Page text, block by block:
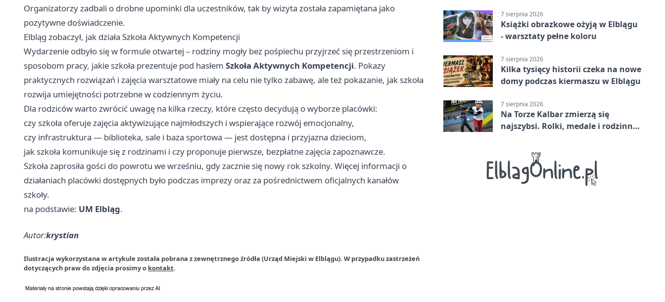
Organizatorzy zadbali o drobne upominki dla uczestników, tak by wizyta została zapamiętana jako
pozytywne doświadczenie.
Elbląg zobaczył, jak działa Szkoła Aktywnych Kompetencji
Wydarzenie odbyło się w formule otwartej – rodziny mogły bez pośpiechu przyjrzeć się przestrzeniom i
sposobom pracy, jakie szkoła prezentuje pod hasłem Szkoła Aktywnych Kompetencji. Pokazy
praktycznych rozwiązań i zajęcia warsztatowe miały na celu nie tylko zabawę, ale też pokazanie, jak szkoła
rozwija umiejętności potrzebne w codziennym życiu.
Dla rodziców warto zwrócić uwagę na kilka rzeczy, które często decydują o wyborze placówki:
czy szkoła oferuje zajęcia aktywizujące najmłodszych i wspierające rozwój emocjonalny,
czy infrastruktura — biblioteka, sale i baza sportowa — jest dostępna i przyjazna dzieciom,
jak szkoła komunikuje się z rodzinami i czy proponuje pierwsze, bezpłatne zajęcia zapoznawcze.
Szkoła zaprosiła gości do powrotu we wrześniu, gdy zacznie się nowy rok szkolny. Więcej informacji o
działaniach placówki dostępnych było podczas imprezy oraz za pośrednictwem oficjalnych kanałów
szkoły.
na podstawie: UM Elbląg.
Autor:krystian
Ilustracja wykorzystana w artykule została pobrana z zewnętrznego źródła (Urząd Miejski w Elblągu). W przypadku zastrzeżeń
dotyczących praw do zdjęcia prosimy o kontakt.
7 sierpnia 2026
Książki obrazkowe ożyją w Elblągu
- warsztaty pełne koloru
7 sierpnia 2026
Kilka tysięcy historii czeka na nowe
domy podczas kiermaszu w Elblągu
7 sierpnia 2026
Na Torze Kalbar zmierzą się
najszybsi. Rolki, medale i rodzinna